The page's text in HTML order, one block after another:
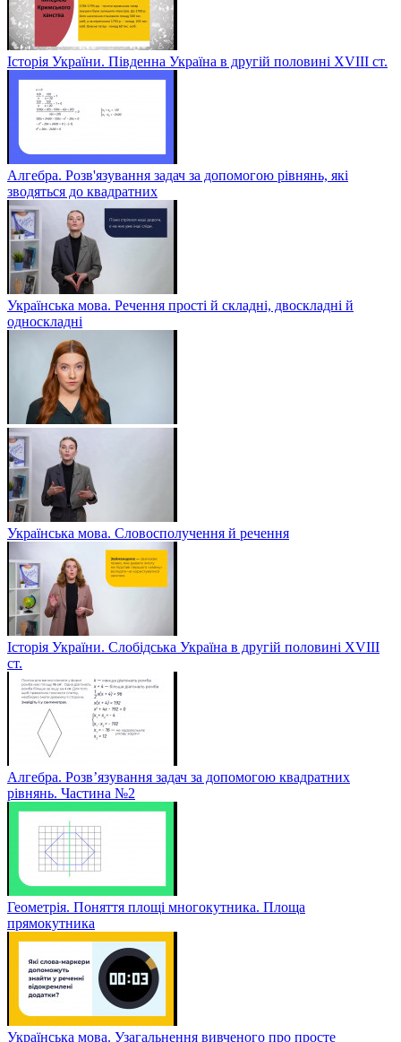
Історія України. Південна Україна в другій половині ХVІІІ ст.
Алгебра. Розв'язування задач за допомогою рівнянь, які
зводяться до квадратних
Українська мова. Речення прості й складні, двоскладні й
односкладні
Українська мова. Словосполучення й речення
Історія України. Слобідська Україна в другій половині ХVIIІ
ст.
Алгебра. Розв’язування задач за допомогою квадратних
рівнянь. Частина №2
Геометрія. Поняття площі многокутника. Площа
прямокутника
Українська мова. Узагальнення вивченого про просте